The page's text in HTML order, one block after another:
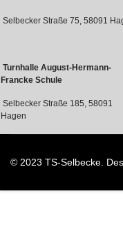
Selbecker Straße 75, 58091
Turnhalle August-Hermann-
Francke Schule
Selbecker Straße 185, 58091
Hagen
© 2023 TS-Selbecke.